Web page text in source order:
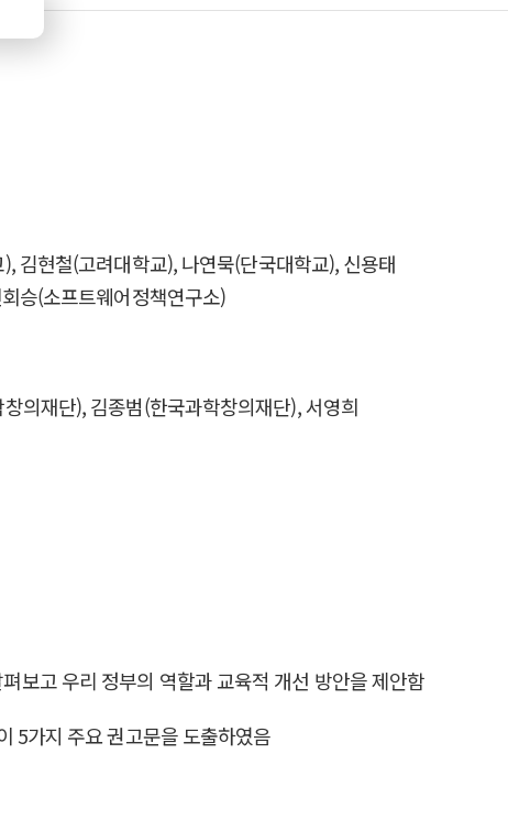
김현철(고려대학교), 나연묵(단국대학교), 신용태
승(소프트웨어정책연구소)
의재단), 김종범(한국과학창의재단), 서영희
보고 우리 정부의 역할과 교육적 개선 방안을 제안함
5가지 주요 권고문을 도출하였음